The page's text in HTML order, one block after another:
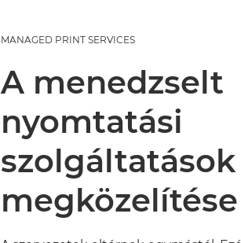
MANAGED PRINT SERVICES
A menedzselt
nyomtatási
szolgáltatások
megközelítése